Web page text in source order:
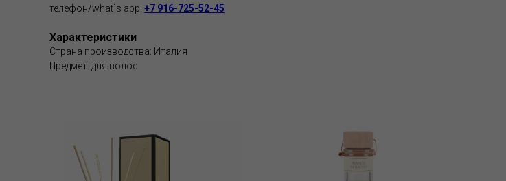
телефон/what`s app: +7 916-725-52-45
Характеристики
Страна производства: Италия
Предмет: для волос